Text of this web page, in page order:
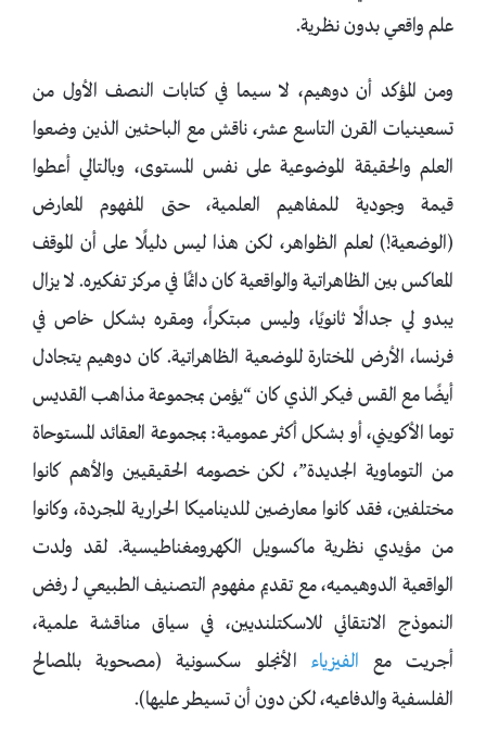
علم واقعي بدون نظرية.
ومن المؤكد أن دوهيم، لا سيما في كتابات النصف الأول من
تسعينيات القرن التاسع عشر، ناقش مع الباحثين الذين وضعوا
العلم والحقيقة الموضوعية على نفس المستوى، وبالتالي أعطوا
قيمة وجودية للمفاهيم العلمية، حتى المفهوم المعارض
(الوضعية!) لعلم الظواهر، لكن هذا ليس دليلًا على أن الموقف
المعاكس بين الظاهراتية والواقعية كان دائمًا في مركز تفكيره. لا يزال
يبدو لي جدالًا ثانويًا، وليس مبتكراً، ومقره بشكل خاص في
فرنسا، الأرض المختارة للوضعية الظاهراتية. كان دوهيم يتجادل
أيضًا مع القس فيكر الذي كان “يؤمن بمجموعة مذاهب القديس
توما الأكويني، أو بشكل أكثر عمومية: بمجموعة العقائد المستوحاة
من التوماوية الجديدة”، لكن خصومه الحقيقيين والأهم كانوا
مختلفين، فقد كانوا معارضين للديناميكا الحرارية المجردة، وكانوا
من مؤيدي نظرية ماكسويل الكهرومغناطيسية. لقد ولدت
الواقعية الدوهيميه، مع تقديم مفهوم التصنيف الطبيعي لـ رفض
النموذج الانتقائي للاسكتلنديين، في سياق مناقشة علمية،
أجريت مع الفيزياء الأنجلو سكسونية (مصحوبة بالمصالح
الفلسفية والدفاعيه، لكن دون أن تسيطر عليها).